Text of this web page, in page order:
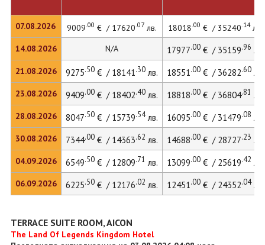
07.08.2026
14.08.2026
21.08.2026
23.08.2026
28.08.2026
30.08.2026
04.09.2026
06.09.2026
9009.00 € / 17620.07 лв. 18018.00 € / 35240.14лв.
N/A
17977.00€ / 35159.96 лв.
9275.50€ / 18141.30лв. 18551.00€ / 36282.60лв.
9409.00€ / 18402.40лв. 18818.00€ / 36804.81 лв.
8047.50€ / 15739.54лв. 16095.00€ / 31479.08 лв.
7344.00€ / 14363.62 лв. 14688.00€ / 28727.23 лв.
6549.50€ / 12809.71 лв. 13099.00€ / 25619.42 лв.
6225.50€ / 12176.02 лв. 12451.00€ / 24352.04лв.
TERRACE SUITE ROOM, AICON
The Land Of Legends Kingdom Hotel